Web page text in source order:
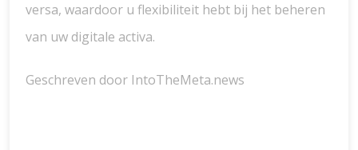
versa, waardoor u flexibiliteit hebt bij het beheren
van uw digitale activa.
Geschreven door IntoTheMeta.news